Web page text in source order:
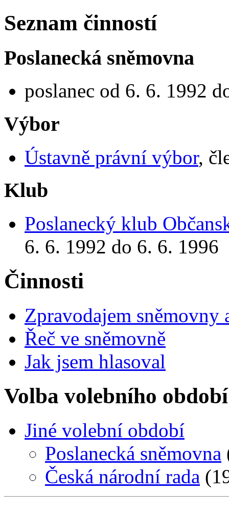
Seznam činností
Poslanecká sněmovna
poslanec od 6. 6. 1992
Výbor
Ústavně právní výbor,
Klub
Poslanecký klub
6. 6. 1992 do 6. 6. 1996
Činnosti
Zpravodajem
Řeč ve sněmovně
Jak jsem hlasoval
Volba volebního období
Jiné volební období
Poslanecká sněmovna
Česká národní rada